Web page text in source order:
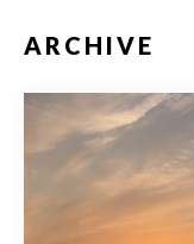
ARCHIVE